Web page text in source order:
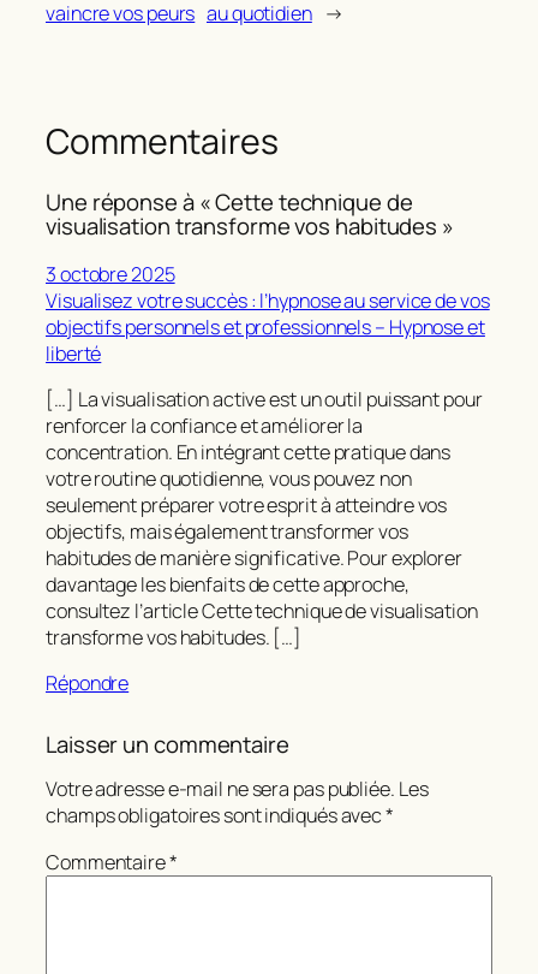
vaincre vos peurs au quotidien →
Commentaires
Une réponse à « Cette technique de
visualisation transforme vos habitudes »
3 octobre 2025
Visualisez votre succès : l’hypnose au service de vos
objectifs personnels et professionnels – Hypnose et
liberté
[…] La visualisation active est un outil puissant pour
renforcer la confiance et améliorer la
concentration. En intégrant cette pratique dans
votre routine quotidienne, vous pouvez non
seulement préparer votre esprit à atteindre vos
objectifs, mais également transformer vos
habitudes de manière significative. Pour explorer
davantage les bienfaits de cette approche,
consultez l’article Cette technique de visualisation
transforme vos habitudes. […]
Répondre
Laisser un commentaire
Votre adresse e-mail ne sera pas publiée. Les
champs obligatoires sont indiqués avec*
Commentaire*